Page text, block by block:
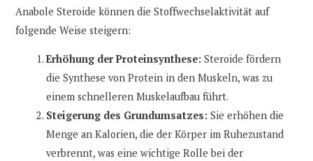
Anabole Steroide können die Stoffwechselaktivität auf
folgende Weise steigern:
Erhöhung der Proteinsynthese: Steroide fördern
die Synthese von Protein in den Muskeln, was zu
einem schnelleren Muskelaufbau führt.
Steigerung des Grundumsatzes: Sie erhöhen die
Menge an Kalorien, die der Körper im Ruhezustand
verbrennt, was eine wichtige Rolle bei der